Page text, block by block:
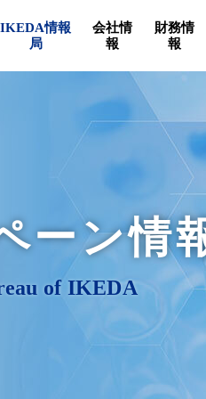
IKEDA情報
局
会社情
報
財務情
報
ーン情